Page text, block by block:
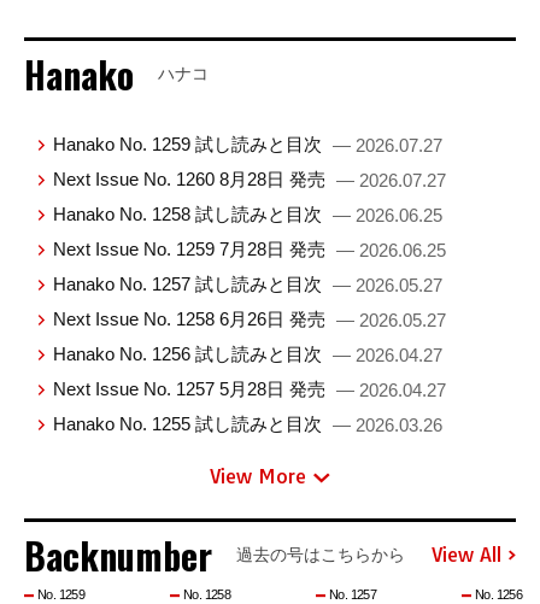
Hanako ハナコ
Hanako No. 1259 試し読みと目次 — 2026.07.27
Next Issue No. 1260 8月28日 発売 — 2026.07.27
Hanako No. 1258 試し読みと目次 — 2026.06.25
Next Issue No. 1259 7月28日 発売 — 2026.06.25
Hanako No. 1257 試し読みと目次 — 2026.05.27
Next Issue No. 1258 6月26日 発売 — 2026.05.27
Hanako No. 1256 試し読みと目次 — 2026.04.27
Next Issue No. 1257 5月28日 発売 — 2026.04.27
Hanako No. 1255 試し読みと目次 — 2026.03.26
View More
Backnumber 過去の号はこちらから View All
No. 1259 No. 1258 No. 1257 No. 1256